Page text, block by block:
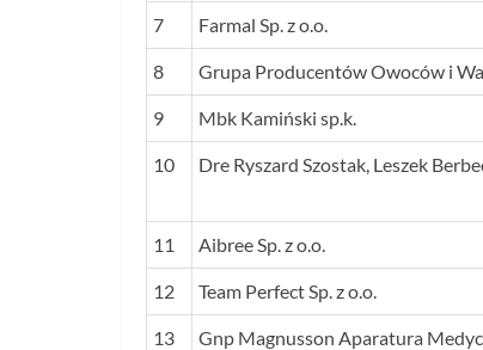
7 Farmal Sp. z o.o.
8 Grupa Producentów Owoców i
9 Mbk Kamiński sp.k.
10 Dre Ryszard Szostak, Leszek
11 Aibree Sp. z o.o.
12 Team Perfect Sp. z o.o.
13 Gnp Magnusson Aparatura